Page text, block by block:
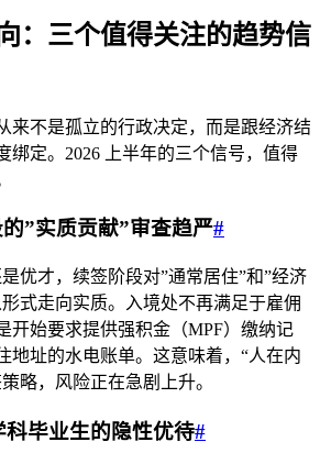
：三个值得关注的趋势信
来不是孤立的行政决定，而是跟经济结
绑定。2026 上半年的三个信号，值得
”实质贡献”审查趋严#
优才，续签阶段对”通常居住”和”经济
式走向实质。入境处不再满足于雇佣
开始要求提供强积金（MPF）缴纳记
地址的水电账单。这意味着，“人在内
略，风险正在急剧上升。
毕业生的隐性优待#